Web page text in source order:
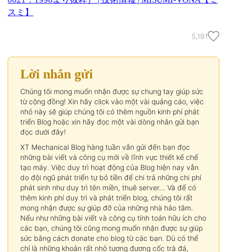
スミ】
5,191
Lời nhắn gửi
Chúng tôi mong muốn nhận được sự chung tay giúp sức
từ cộng đồng! Xin hãy click vào một vài quảng cáo, việc
nhỏ này sẽ giúp chúng tôi có thêm nguồn kinh phí phát
triển Blog hoặc xin hãy đọc một vài dòng nhắn gửi bạn
đọc dưới đây!
XT Mechanical Blog hàng tuần vẫn gửi đến bạn đọc
những bài viết và công cụ mới về lĩnh vực thiết kế chế
tạo máy. Việc duy trì hoạt động của Blog hiện nay vẫn
do đội ngũ phát triển tự bỏ tiền để chi trả những chi phí
phát sinh như duy trì tên miền, thuê server… Và để có
thêm kinh phí duy trì và phát triển blog, chúng tôi rất
mong nhận được sự giúp đỡ của những nhà hảo tâm.
Nếu như những bài viết và công cụ tính toán hữu ích cho
các bạn, chúng tôi cũng mong muốn nhận được sự giúp
sức bằng cách donate cho blog từ các bạn. Dù có thể
chỉ là những khoản rất nhỏ tương đương cốc trà đá,